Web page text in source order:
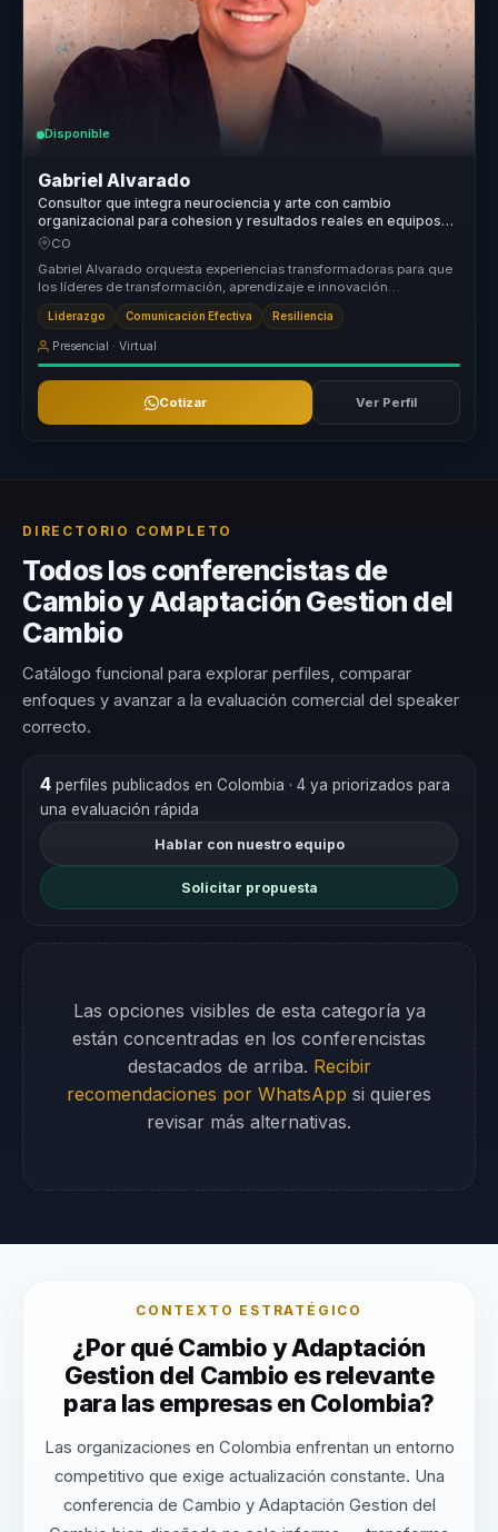
Disponible
Gabriel Alvarado
Consultor que integra neurociencia y arte con cambio
organizacional para cohesion y resultados reales en equipos
directivos.
CO
Gabriel Alvarado orquesta experiencias transformadoras para que
los líderes de transformación, aprendizaje e innovación
organizacional pu...
Liderazgo Comunicación Efectiva Resiliencia
Presencial · Virtual
Cotizar Ver Perfil
DIRECTORIO COMPLETO
Todos los conferencistas de
Cambio y Adaptación Gestion del
Cambio
Catálogo funcional para explorar perfiles, comparar
enfoques y avanzar a la evaluación comercial del speaker
correcto.
4perfiles publicados en Colombia · 4 ya priorizados para
una evaluación rápida
Hablar con nuestro equipo
Solicitar propuesta
Las opciones visibles de esta categoría ya
están concentradas en los conferencistas
destacados de arriba. Recibir
recomendaciones por WhatsApp si quieres
revisar más alternativas.
CONTEXTO ESTRATÉGICO
¿Por qué Cambio y Adaptación
Gestion del Cambio es relevante
para las empresas en Colombia?
Las organizaciones en Colombia enfrentan un entorno
competitivo que exige actualización constante. Una
conferencia de Cambio y Adaptación Gestion del